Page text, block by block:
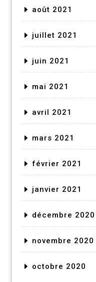
août 2021
juillet 2021
juin 2021
mai 2021
avril 2021
mars 2021
février 2021
janvier 2021
décembre 2020
novembre 2020
octobre 2020